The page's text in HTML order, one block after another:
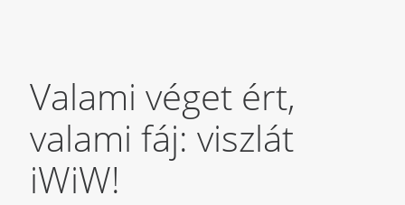
Valami véget ért,
valami fáj: viszlát
iWiW!